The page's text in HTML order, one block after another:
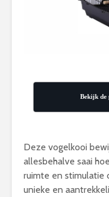
Bekijk de
Deze vogelkooi
allesbehalve saai
ruimte en stimulatie
unieke en